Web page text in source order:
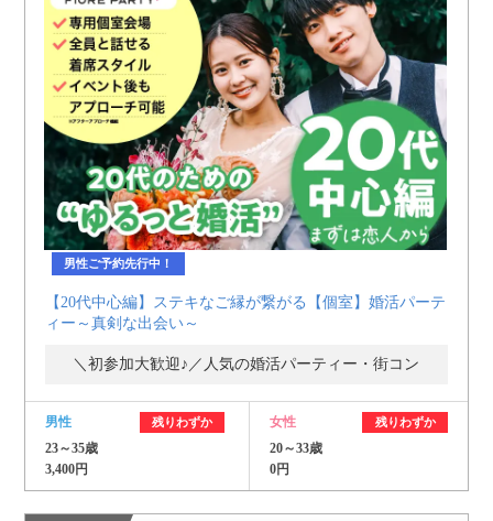
おすすめの優良結婚相談所をご紹介
個人情報保護のため
プライバシーマークを取得しております
男性ご予約先行中！
【20代中心編】ステキなご縁が繋がる【個室】婚活パーテ
ィー～真剣な出会い～
＼初参加大歓迎♪／人気の婚活パーティー・街コン
男性 残りわずか
23～35歳
3,400円
女性 残りわずか
20～33歳
0円